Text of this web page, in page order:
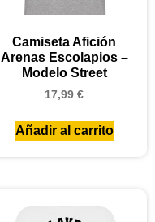
Camiseta Afición
Arenas Escolapios –
Modelo Street
17,99 €
Añadir al carrito